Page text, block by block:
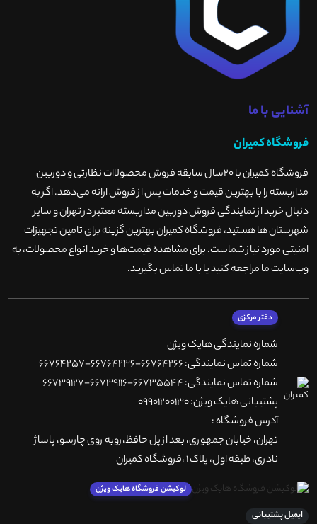
آشنایی با ما
فروشگاه کمیران
فروشگاه کمیران با ۲۰سال سابقه فروش محصولاات نظارتی و دوربین
مداربسته را با بهترین قیمت و خدمات پس از فروش ارائه می‌دهد. اگر به
دنبال خرید از نمایندگی فروش دوربین مداربسته معتبر در تهران و سایر
شهرستان ها هستید، فروشگاه کمیران بهترین گزینه برای تامین تجهیزات
امنیتی مورد نیاز شماست. برای مشاهده قیمت‌ها و خرید انواع محصولات، به
وب‌سایت ما مراجعه کنید یا با ما تماس بگیرید.
دفتر مرکزی
شماره نمایندگی هایک ویژن
شماره تماس نمایندگی: 66764266-66764236-66764257
شماره تماس نمایندگی: 66735544-66739116-66739127
پشتیبانی هایک ویژن: 09901200130
آدرس فروشگاه :
تهران، خيابان جمهوری، بعد از پل حافظ،روبه روی چارسو، پاساژ
نادری، طبقه اول، پلاک 1 ،فروشگاه کمیران
لوکیشن فروشگاه هایک ویژن
ایمیل پشتیبانی